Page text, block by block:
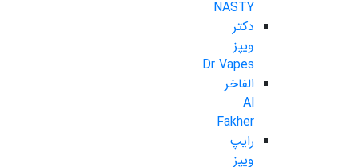
NASTY
دکتر
ویپز
Dr.Vapes
الفاخر
Al
Fakher
رایپ
ویپز